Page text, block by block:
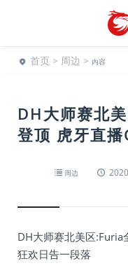
首页 > 周边 > 内容
DH大师赛北
登顶 虎牙直
周边
DH大师赛北美区:Furia
狂欢日告一段落